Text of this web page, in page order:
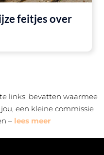
feitjes over
links’ bevatten waarmee
een kleine commissie
– lees meer